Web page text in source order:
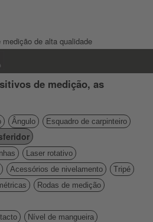
de alta qualidade
de medição, as
Ângulo
Esquadro de carpinteiro
Laser rotativo
Acessórios de nivelamento
Tripé
Rodas de medição
Nível de mangueira